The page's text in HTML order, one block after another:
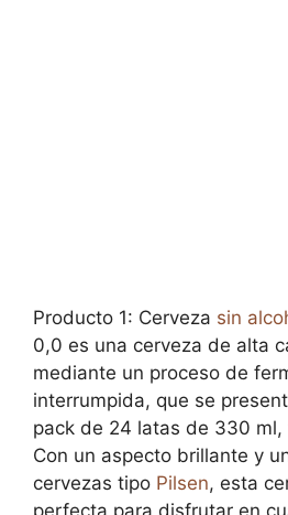
Producto 1: Cerveza sin
0,0 es una cerveza de alta
mediante un proceso de
interrumpida, que se
pack de 24 latas de 330
Con un aspecto brillante y
cervezas tipo Pilsen, esta
perfecta para disfrutar en